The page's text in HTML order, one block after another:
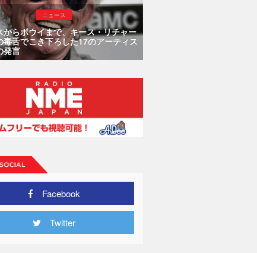
ニュース
からボウイまで、キース・リチャー
毒舌でこき下ろした17のアーティス
発言
Facebook
Twitter